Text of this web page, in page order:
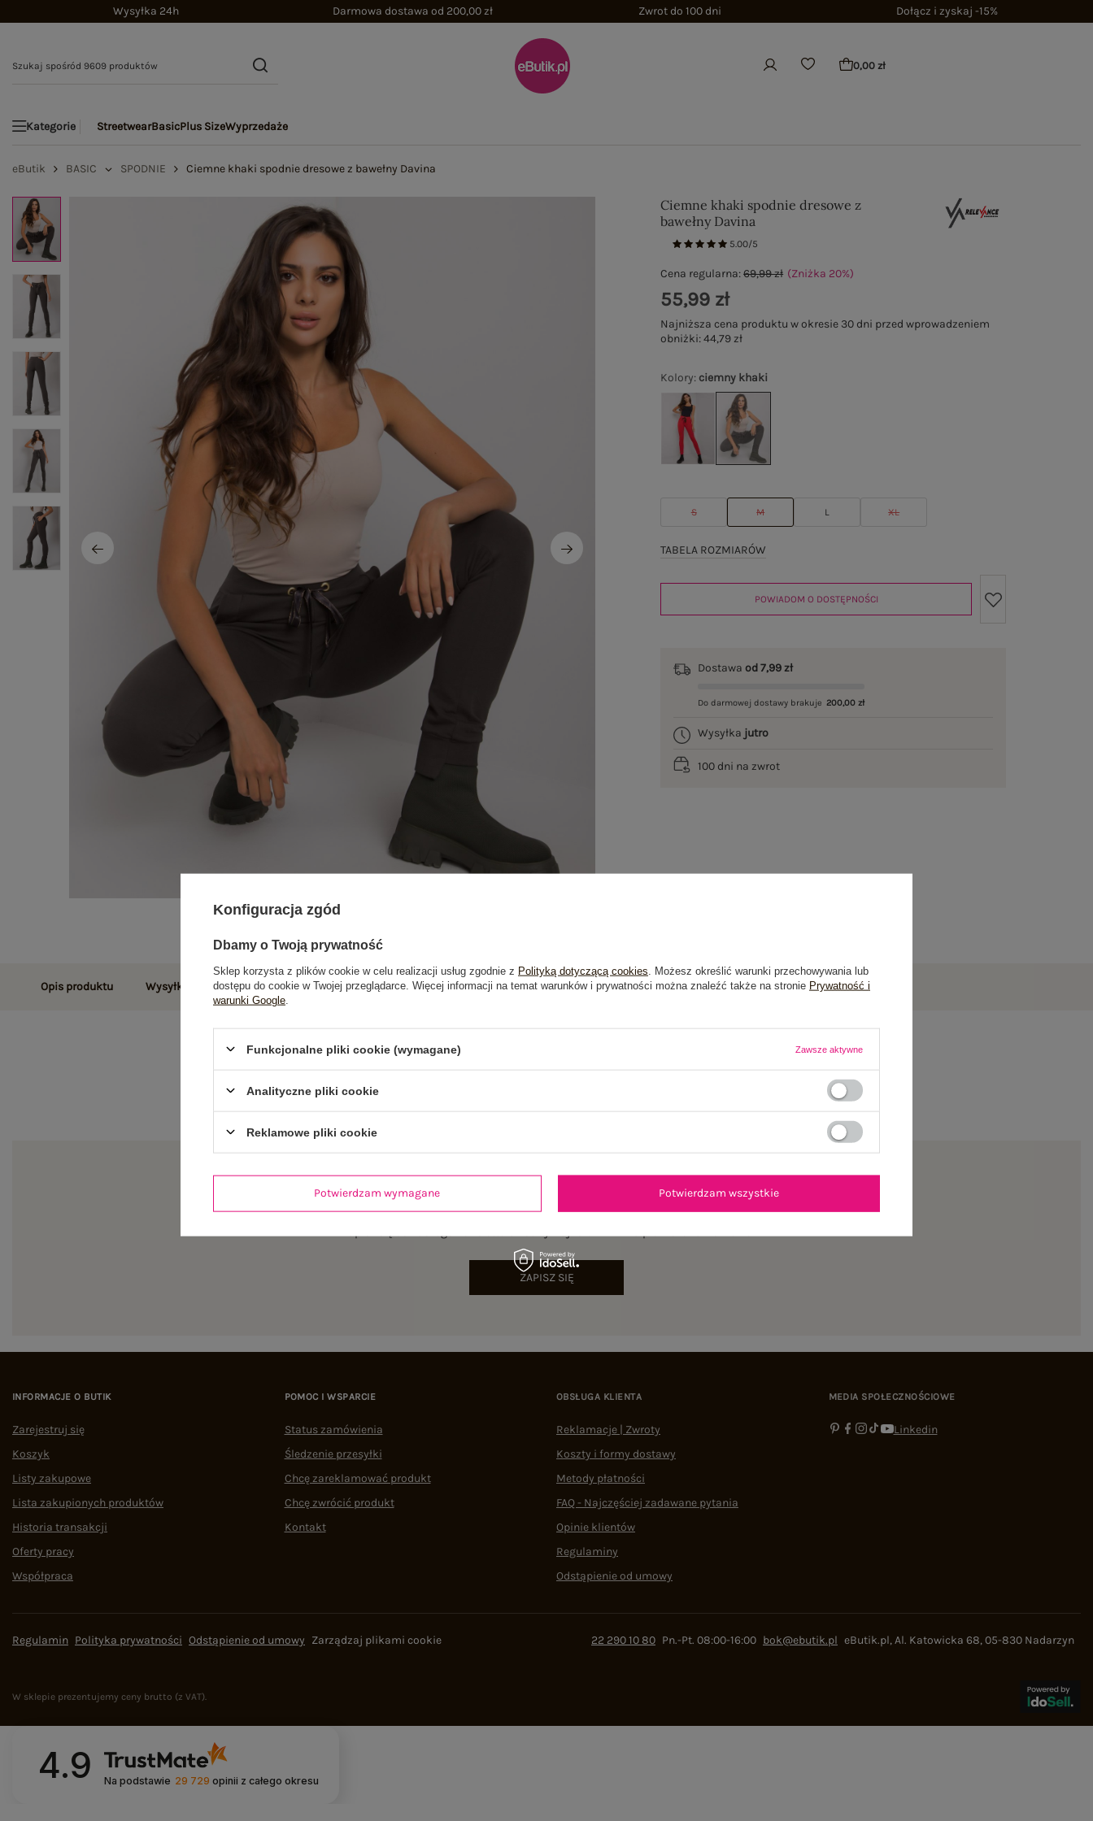
Wysyłka 24h Darmowa dostawa od 200,00 zł Zwrot do 100 dni Dołącz i zyskaj -15%
0,00 zł
Kategorie StreetwearBasicPlus SizeWyprzedaże
eButik BASIC SPODNIE Ciemne khaki spodnie dresowe z bawełny Davina
Ciemne khaki spodnie dresowe z
bawełny Davina
5.00/5
Kolory: ciemny khaki
S M L XL
TABELA ROZMIARÓW
Cena regularna:69,99 zł (Zniżka 20%)
55,99 zł
Najniższa cena produktu w okresie 30 dni przed wprowadzeniem
obniżki:44,79 zł
POWIADOM O DOSTĘPNOŚCI
Dostawaod 7,99 zł
Do darmowej dostawy brakuje 200,00 zł
Wysyłka jutro
100 dni na zwrot
Opis produktu Wysyłka i dostawa Zwroty i reklamacje Opinie o produkcie(1)
ZAPISZ SIĘ
INFORMACJE O BUTIK
Zarejestruj się
Koszyk
Listy zakupowe
Lista zakupionych produktów
Historia transakcji
Oferty pracy
Współpraca
POMOC I WSPARCIE
Status zamówienia
Śledzenie przesyłki
Chcę zareklamować produkt
Chcę zwrócić produkt
Kontakt
OBSŁUGA KLIENTA
Reklamacje | Zwroty
Koszty i formy dostawy
Metody płatności
FAQ - Najczęściej zadawane pytania
Opinie klientów
Regulaminy
Odstąpienie od umowy
MEDIA SPOŁECZNOŚCIOWE
Linkedin
Regulamin Polityka prywatności Odstąpienie od umowy Zarządzaj plikami cookie 22 290 10 80 Pn.-Pt. 08:00-16:00 bok@ebutik.pl eButik.pl,Al. Katowicka 68,05-830 Nadarzyn
W sklepie prezentujemy ceny brutto (z VAT).
4.9 Na podstawie 29 729 opinii z całego okresu
Konfiguracja zgód
Dbamy o Twoją prywatność
Sklep korzysta z plików cookie w celu realizacji usług zgodnie z Polityką dotyczącą cookies . Możesz określić warunki przechowywania lub
dostępu do cookie w Twojej przeglądarce. Więcej informacji na temat warunków i prywatności można znaleźć także na stronie Prywatność i
warunki Google
Funkcjonalne pliki cookie (wymagane) Zawsze aktywne
Analityczne pliki cookie
Reklamowe pliki cookie
Potwierdzam wymagane Potwierdzam wszystkie